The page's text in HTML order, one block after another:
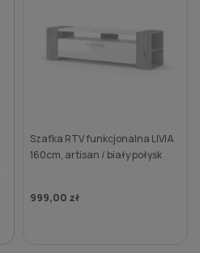
Szafka RTV funkcjonalna LIVIA
160cm, artisan / biały połysk
999,00 zł